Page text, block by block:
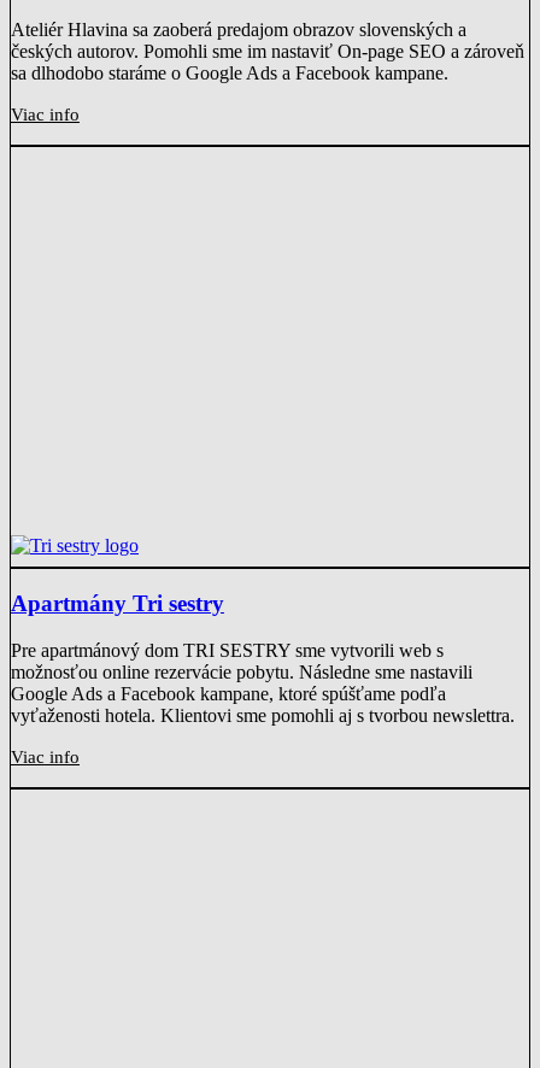
Ateliér Hlavina sa zaoberá predajom obrazov slovenských a
českých autorov. Pomohli sme im nastaviť On-page SEO a zároveň
sa dlhodobo staráme o Google Ads a Facebook kampane.
Viac info
Apartmány Tri sestry
Pre apartmánový dom TRI SESTRY sme vytvorili web s
možnosťou online rezervácie pobytu. Následne sme nastavili
Google Ads a Facebook kampane, ktoré spúšťame podľa
vyťaženosti hotela. Klientovi sme pomohli aj s tvorbou newslettra.
Viac info